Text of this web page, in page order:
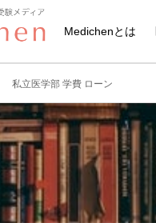
Medichenとは
私立医学部 学費 ローン